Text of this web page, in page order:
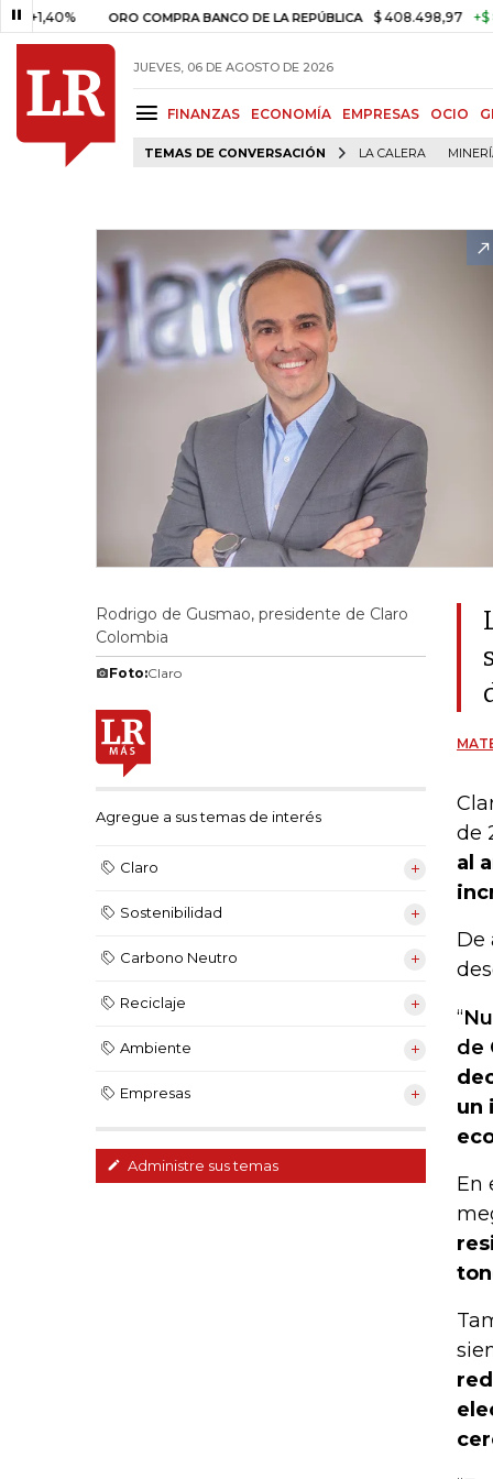
ORO COMPRA BANCO DE LA REPÚBLICA $ 408.498,97 +$ 8.753,81
JUEVES, 06 DE AGOSTO DE 2026
FINANZAS ECONOMÍA EMPRESAS OCIO
TEMAS DE CONVERSACIÓN LA CALERA
Rodrigo de Gusmao, presidente de Claro
Colombia
Foto:Claro
Agregue a sus temas de interés
Claro
Sostenibilidad
Carbono Neutro
Reciclaje
Ambiente
Empresas
Administre sus temas
de
al
De
“
de
un
En